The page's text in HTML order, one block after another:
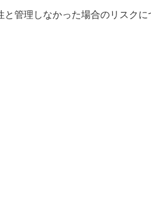
管理しなかった場合のリスクに